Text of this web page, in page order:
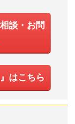
談・お問
はこちら